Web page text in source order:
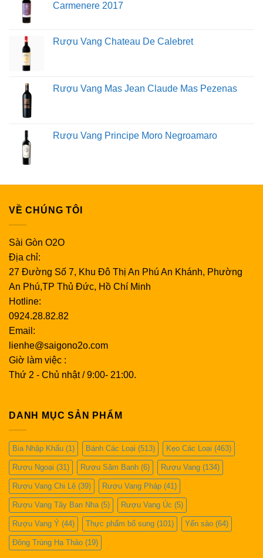
Carmenere 2017
Rượu Vang Chateau De Calebret
Rượu Vang Mas Jean Claude Mas Pezenas
Rượu Vang Principe Moro Negroamaro
VỀ CHÚNG TÔI
Sài Gòn O2O
Địa chỉ:
27 Đường Số 7, Khu Đô Thị An Phú An Khánh, Phường
An Phú,TP Thủ Đức, Hồ Chí Minh
Hotline:
0924.28.82.82
Email:
lienhe@saigono2o.com
Giờ làm việc :
Thứ 2 - Chủ nhật / 9:00- 21:00.
DANH MỤC SẢN PHẨM
Bia Nhập Khẩu (1) Bánh Các Loại (513) Kẹo Các Loại (463)
Rượu Ngoại (31) Rượu Sâm Banh (6) Rượu Vang (134)
Rượu Vang Chi Lê (39) Rượu Vang Pháp (41)
Rượu Vang Tây Ban Nha (5) Rượu Vang Úc (5)
Rượu Vang Ý (44) Thực phẩm bổ sung (101) Yến sào (64)
Đông Trùng Hạ Thảo (19)